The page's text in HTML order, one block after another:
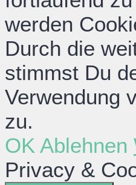
werden
Durch die
stimmst Du
Verwendung
zu.
OK Ablehnen
Privacy &